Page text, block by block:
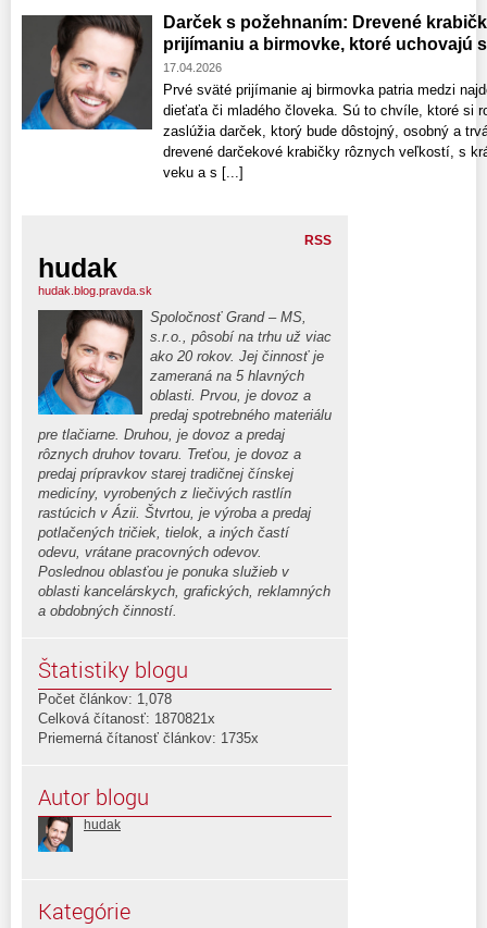
Darček s požehnaním: Drevené
prijímaniu a birmovke, ktoré uchovajú
17.04.2026
Prvé sväté prijímanie aj birmovka patria medzi
dieťaťa či mladého človeka. Sú to chvíle, ktoré si
zaslúžia darček, ktorý bude dôstojný, osobný a
drevené darčekové krabičky rôznych veľkostí, s
veku a s [...]
RSS
hudak
hudak.blog.pravda.sk
Spoločnosť Grand – MS,
s.r.o., pôsobí na trhu už viac
ako 20 rokov. Jej činnosť je
zameraná na 5 hlavných
oblasti. Prvou, je dovoz a
predaj spotrebného materiálu
pre tlačiarne. Druhou, je dovoz a predaj
rôznych druhov tovaru. Treťou, je dovoz a
predaj prípravkov starej tradičnej čínskej
medicíny, vyrobených z liečivých rastlín
rastúcich v Ázii. Štvrtou, je výroba a predaj
potlačených tričiek, tielok, a iných častí
odevu, vrátane pracovných odevov.
Poslednou oblasťou je ponuka služieb v
oblasti kancelárskych, grafických, reklamných
a obdobných činností.
Štatistiky blogu
Počet článkov: 1,078
Celková čítanosť: 1870821x
Priemerná čítanosť článkov: 1735x
Autor blogu
hudak
Kategórie